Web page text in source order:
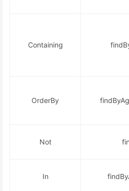
Containing
OrderBy
Not
In